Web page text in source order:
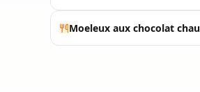
Moeleux aux chocolat